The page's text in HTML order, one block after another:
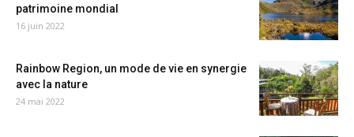
patrimoine mondial
16 juin 2022
Rainbow Region, un mode de vie en synergie
avec la nature
24 mai 2022